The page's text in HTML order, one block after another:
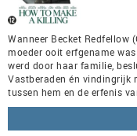
Wanneer Becket Redfellow
moeder ooit erfgename
werd door haar familie,
Vastberaden én vindingrijk
tussen hem en de erfenis